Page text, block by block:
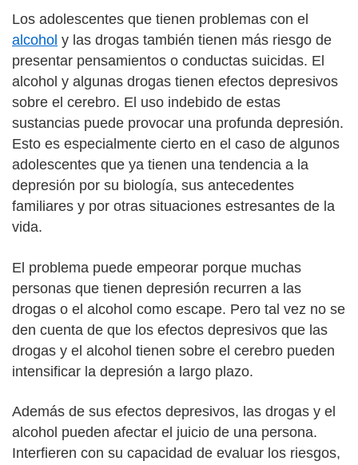
Los adolescentes que tienen problemas con el
alcohol y las drogas también tienen más riesgo de
presentar pensamientos o conductas suicidas. El
alcohol y algunas drogas tienen efectos depresivos
sobre el cerebro. El uso indebido de estas
sustancias puede provocar una profunda depresión.
Esto es especialmente cierto en el caso de algunos
adolescentes que ya tienen una tendencia a la
depresión por su biología, sus antecedentes
familiares y por otras situaciones estresantes de la
vida.
El problema puede empeorar porque muchas
personas que tienen depresión recurren a las
drogas o el alcohol como escape. Pero tal vez no se
den cuenta de que los efectos depresivos que las
drogas y el alcohol tienen sobre el cerebro pueden
intensificar la depresión a largo plazo.
Además de sus efectos depresivos, las drogas y el
alcohol pueden afectar el juicio de una persona.
Interfieren con su capacidad de evaluar los riesgos,